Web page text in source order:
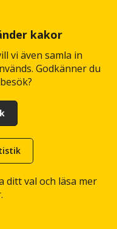
kakor
vi även samla in
Godkänner du
ditt val och läsa mer